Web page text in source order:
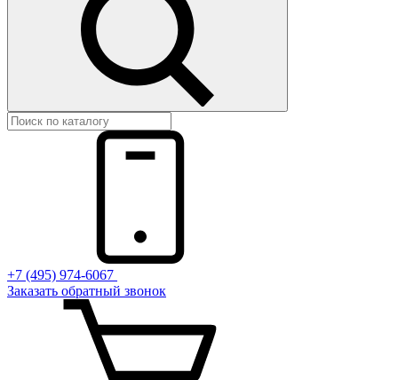
+7 (495) 974-6067
Заказать обратный звонок